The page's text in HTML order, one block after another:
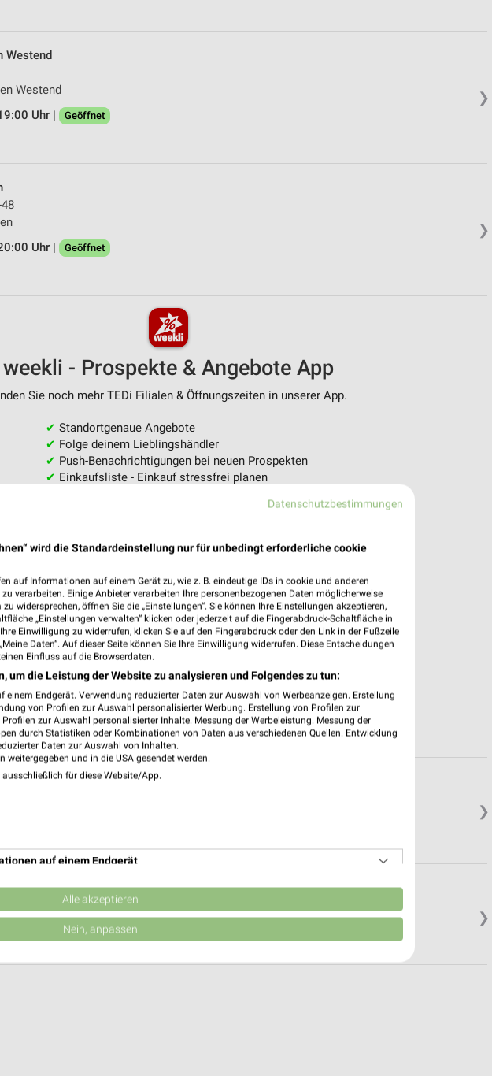
❯
Westend
Westend
Uhr |
Geöffnet
❯
Uhr |
Geöffnet
weekli - Prospekte & Angebote App
Sie noch mehr TEDi Filialen & Öffnungszeiten in unserer App.
✔ Standortgenaue Angebote
✔ Folge deinem Lieblingshändler
✔ Push-Benachrichtigungen bei neuen Prospekten
✔ Einkaufsliste - Einkauf stressfrei planen
Nutze weekli auch mobil – App jetzt laden oder QR-Code scannen.
❯
❯
Datenschutzbestimmungen
wird die Standardeinstellung nur für unbedingt erforderliche cookie
auf Informationen auf einem Gerät zu, wie z. B. eindeutige IDs in cookie und anderen
verarbeiten. Einige Anbieter verarbeiten Ihre personenbezogenen Daten möglicherweise
widersprechen, öffnen Sie die „Einstellungen“. Sie können Ihre Einstellungen akzeptieren,
„Einstellungen verwalten“ klicken oder jederzeit auf die Fingerabdruck-Schaltfläche in
Einwilligung zu widerrufen, klicken Sie auf den Fingerabdruck oder den Link in der Fußzeile
Daten“. Auf dieser Seite können Sie Ihre Einwilligung widerrufen. Diese Entscheidungen
Einfluss auf die Browserdaten.
um die Leistung der Website zu analysieren und Folgendes zu tun:
Endgerät. Verwendung reduzierter Daten zur Auswahl von Werbeanzeigen. Erstellung
von Profilen zur Auswahl personalisierter Werbung. Erstellung von Profilen zur
zur Auswahl personalisierter Inhalte. Messung der Werbeleistung. Messung der
durch Statistiken oder Kombinationen von Daten aus verschiedenen Quellen. Entwicklung
Daten zur Auswahl von Inhalten.
und in die USA gesendet werden.
für diese Website/App.
auf einem Endgerät
von Werbeanzeigen
Werbung
Alle akzeptieren
Nein, anpassen